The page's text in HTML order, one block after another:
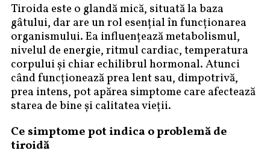
Tiroida este o glandă mică, situată la baza
gâtului, dar are un rol esențial în funcționarea
organismului. Ea influențează metabolismul,
nivelul de energie, ritmul cardiac, temperatura
corpului și chiar echilibrul hormonal. Atunci
când funcționează prea lent sau, dimpotrivă,
prea intens, pot apărea simptome care afectează
starea de bine și calitatea vieții.
Ce simptome pot indica o problemă de
tiroidă